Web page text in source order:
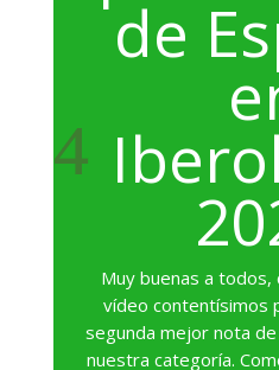
de
Muy buenas a
vídeo contentísimos
segunda mejor nota
nuestra categoría.